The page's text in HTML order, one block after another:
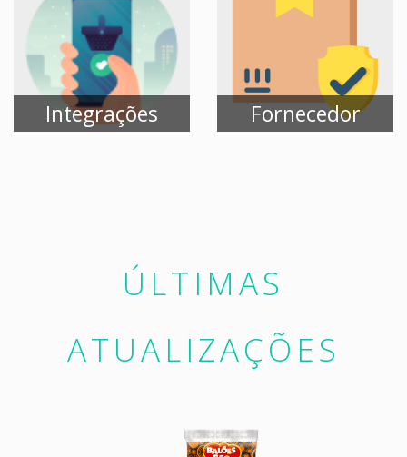
Integrações Fornecedor
ÚLTIMAS
ATUALIZAÇÕES